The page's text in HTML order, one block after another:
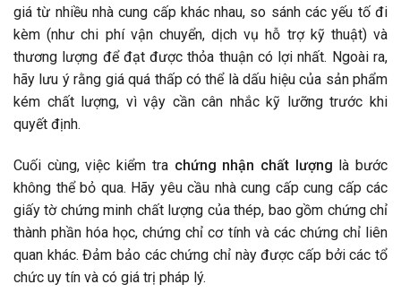
giá từ nhiều nhà cung cấp khác nhau, so sánh các yếu tố đi
kèm (như chi phí vận chuyển, dịch vụ hỗ trợ kỹ thuật) và
thương lượng để đạt được thỏa thuận có lợi nhất. Ngoài ra,
hãy lưu ý rằng giá quá thấp có thể là dấu hiệu của sản phẩm
kém chất lượng, vì vậy cần cân nhắc kỹ lưỡng trước khi
quyết định.
Cuối cùng, việc kiểm tra chứng nhận chất lượng là bước
không thể bỏ qua. Hãy yêu cầu nhà cung cấp cung cấp các
giấy tờ chứng minh chất lượng của thép, bao gồm chứng chỉ
thành phần hóa học, chứng chỉ cơ tính và các chứng chỉ liên
quan khác. Đảm bảo các chứng chỉ này được cấp bởi các tổ
chức uy tín và có giá trị pháp lý.